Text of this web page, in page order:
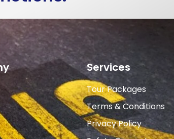
Services
Tour Packages
Terms & Conditions
Privacy Policy